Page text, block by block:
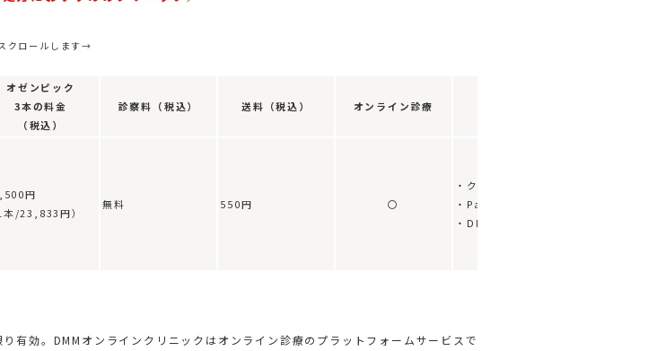
クロールします→
オゼンピック
3本の料金
（税込）
診察料（税込） 送料（税込） オンライン診療
円
本/23,833円）
無料 550円 〇
・クレジットカード
・PayPay
・DMMポイント
有効。DMMオンラインクリニックはオンライン診療のプラットフォームサービスで